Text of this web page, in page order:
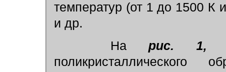
температур (от 1 до 1500 К
и др.
Нарис. 1,